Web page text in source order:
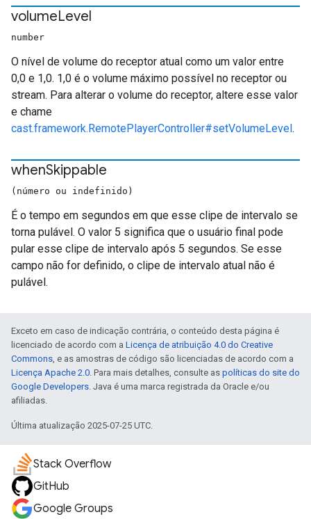
volumeLevel
number
O nível de volume do receptor atual como um valor entre
0,0 e 1,0. 1,0 é o volume máximo possível no receptor ou
stream. Para alterar o volume do receptor, altere esse valor
e chame
cast.framework.RemotePlayerController#setVolumeLevel.
whenSkippable
(número ou indefinido)
É o tempo em segundos em que esse clipe de intervalo se
torna pulável. O valor 5 significa que o usuário final pode
pular esse clipe de intervalo após 5 segundos. Se esse
campo não for definido, o clipe de intervalo atual não é
pulável.
Exceto em caso de indicação contrária, o conteúdo desta página é
licenciado de acordo com a Licença de atribuição 4.0 do Creative
Commons, e as amostras de código são licenciadas de acordo com a
Licença Apache 2.0. Para mais detalhes, consulte as políticas do site do
Google Developers. Java é uma marca registrada da Oracle e/ou
afiliadas.
Última atualização 2025-07-25 UTC.
Stack Overflow
GitHub
Google Groups